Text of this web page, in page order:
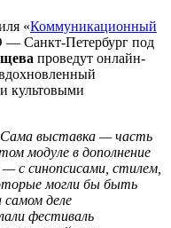
«Коммуникационный
Санкт-Петербург под
проведут онлайн-
культовыми
выставка — часть
модуле в дополнение
с синопсисами, стилем,
могли бы быть
деле
фестиваль